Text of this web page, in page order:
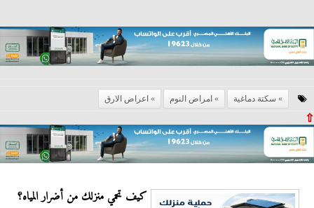
سكتة دماغية امراض النوم اعراض الارق
⇧
كيف تحمي منزلك من أضرار المياه؟